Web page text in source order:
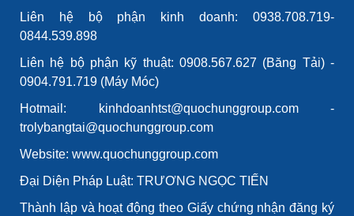
Liên hệ bộ phận kinh doanh: 0938.708.719-
0844.539.898
Liên hệ bộ phận kỹ thuật: 0908.567.627 (Băng Tải) -
0904.791.719 (Máy Móc)
Hotmail: kinhdoanhtst@quochunggroup.com -
trolybangtai@quochunggroup.com
Website: www.quochunggroup.com
Đại Diện Pháp Luật: TRƯƠNG NGỌC TIẾN
Thành lập và hoạt động theo Giấy chứng nhận đăng ký